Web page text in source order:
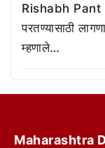
Rishabh Pant
परतण्यासाठी
म्हणाले…
Maharashtra